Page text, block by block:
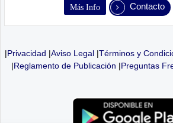
Más Info Contacto
|Privacidad |Aviso Legal |Términos y
|Reglamento de Publicación |Preguntas